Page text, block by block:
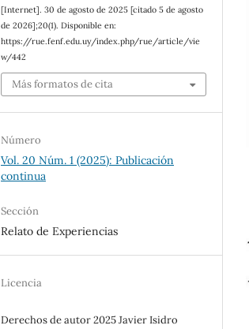
[Internet]. 30 de agosto de 2025 [citado 5 de agosto
de 2026];20(1). Disponible en:
https://rue.fenf.edu.uy/index.php/rue/article/vie
w/442
Más formatos de cita
Número
Vol. 20 Núm. 1 (2025): Publicación
continua
Sección
Relato de Experiencias
Licencia
Derechos de autor 2025 Javier Isidro